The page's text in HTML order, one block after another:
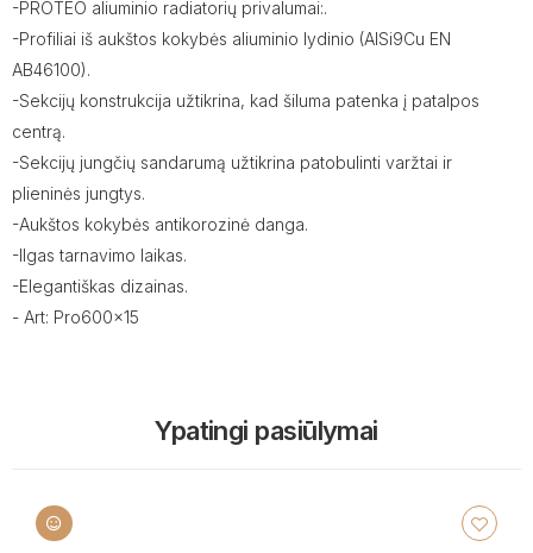
-PROTEO aliuminio radiatorių privalumai:.
-Profiliai iš aukštos kokybės aliuminio lydinio (AISi9Cu EN
AB46100).
-Sekcijų konstrukcija užtikrina, kad šiluma patenka į patalpos
centrą.
-Sekcijų jungčių sandarumą užtikrina patobulinti varžtai ir
plieninės jungtys.
-Aukštos kokybės antikorozinė danga.
-Ilgas tarnavimo laikas.
-Elegantiškas dizainas.
- Art: Pro600x15
Ypatingi pasiūlymai